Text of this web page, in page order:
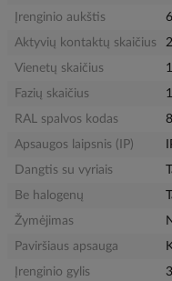
Įrenginio aukštis
Aktyvių kontaktų skaičius
2
Vienetų skaičius
1
Fazių skaičius
1
RAL spalvos kodas
Apsaugos laipsnis (IP)
Dangtis su vyriais
Be halogenų
Žymėjimas
Paviršiaus apsauga
Įrenginio gylis